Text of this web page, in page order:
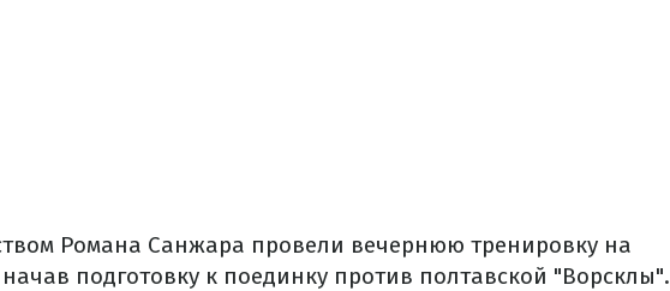
Романа Санжара провели вечернюю тренировку на
подготовку к поединку против полтавской "Ворсклы".